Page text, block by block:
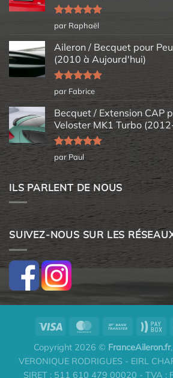
Note5sur
5
par Raphaël
Aileron / Becquet pour
(2010 à Aujourd'hui)
Note5sur
5
par Fabrice
Becquet / Extension CAP
Veloster MK1 Turbo
Note5sur
5
par Paul
ILS PARLENT DE NOUS
SUIVEZ-NOUS SUR LES
Copyright 2026 © FranceAileron.fr
VERONIQUE RODRIGUES - EIRL
SIRET : 511 610 479 00020 - TVA :